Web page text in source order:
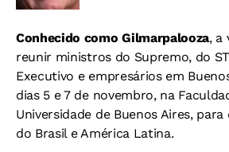
Conhecido como Gilmarpalooza, a
reunir ministros do Supremo, do
Executivo e empresários em
dias 5 e 7 de novembro, na
Universidade de Buenos Aires,
do Brasil e América Latina.